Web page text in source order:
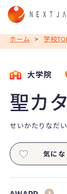
ホーム > 学校
大学院
聖カ
せいかたりなだ
気にな